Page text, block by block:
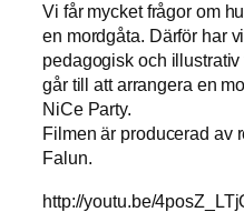
Vi får mycket frågor om
en mordgåta. Därför har
pedagogisk och
går till att arrangera en
NiCe Party.
Filmen är producerad av
Falun.
http://youtu.be/